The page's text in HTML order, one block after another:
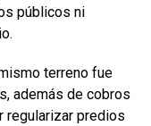
públicos ni
terreno fue
además de cobros
regularizar predios